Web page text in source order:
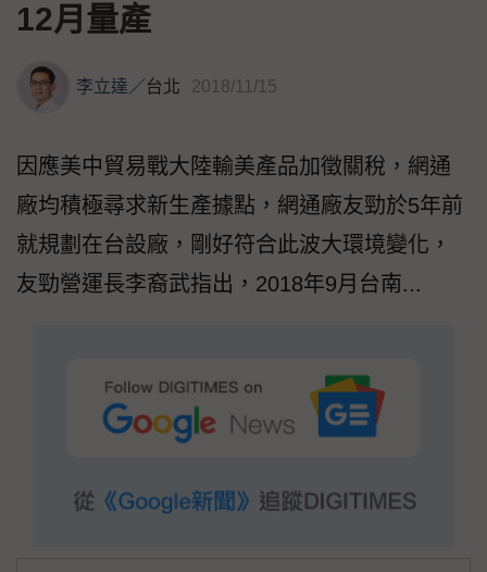
12月量產
李立達／台北 2018/11/15
因應美中貿易戰大陸輸美產品加徵關稅，網通
廠均積極尋求新生產據點，網通廠友勁於5年前
就規劃在台設廠，剛好符合此波大環境變化，
友勁營運長李裔武指出，2018年9月台南...